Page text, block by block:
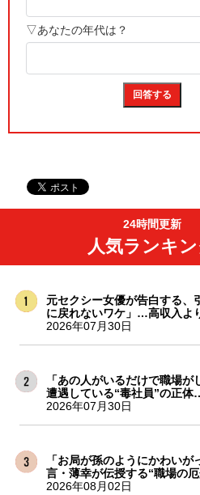
24時間更新
人気ランキ
元セクシー女優が告白する、
に戻れないワケ」…高収入よ
2026年07月30日
「あの人がいるだけで職場が
遭遇している“毒社員”の正
2026年07月30日
「お局が孫のようにかわいが
言・薄幸が伝授する“職場の
2026年08月02日